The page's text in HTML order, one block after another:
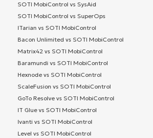
SOTI MobiControl vs SysAid
SOTI MobiControl vs SuperOps
ITarian vs SOTI MobiControl
Bacon Unlimited vs SOTI MobiControl
Matrix42 vs SOTI MobiControl
Baramundi vs SOTI MobiControl
Hexnode vs SOTI MobiControl
ScaleFusion vs SOTI MobiControl
GoTo Resolve vs SOTI MobiControl
IT Glue vs SOTI MobiControl
Ivanti vs SOTI MobiControl
Level vs SOTI MobiControl